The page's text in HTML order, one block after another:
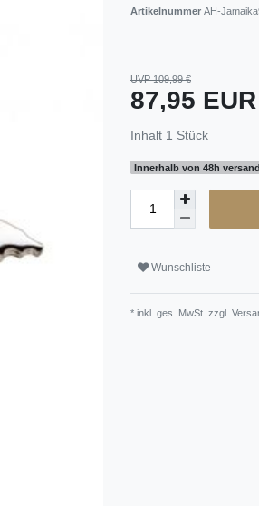
Artikelnummer AH-
UVP 109,99 €
87,95 EUR
Inhalt 1 Stück
Innerhalb von 48h
Wunschliste
* inkl. ges. MwSt. zzgl.